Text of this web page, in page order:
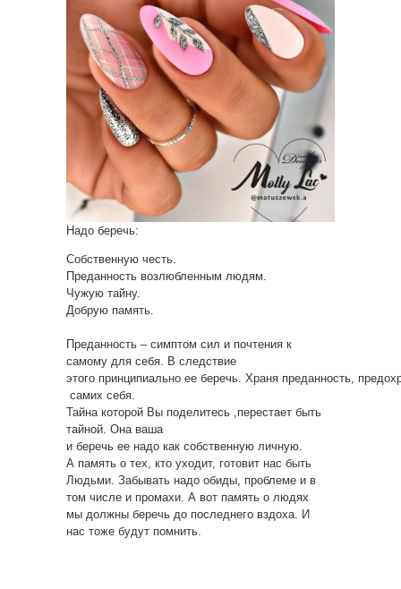
Надо беречь:
Собственную честь.
Преданность возлюбленным людям.
Чужую тайну.
Добрую память.
Преданность – симптом сил и почтения к
самому для себя. В следствие
этого принципиально ее беречь. Храня преданность,
самих себя.
Тайна которой Вы поделитесь ,перестает быть
тайной. Она ваша
и беречь ее надо как собственную личную.
А память о тех, кто уходит, готовит нас быть
Людьми. Забывать надо обиды, проблеме и в
том числе и промахи. А вот память о людях
мы должны беречь до последнего вздоха. И
нас тоже будут помнить.